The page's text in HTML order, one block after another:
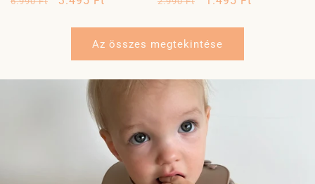
Az összes megtekintése